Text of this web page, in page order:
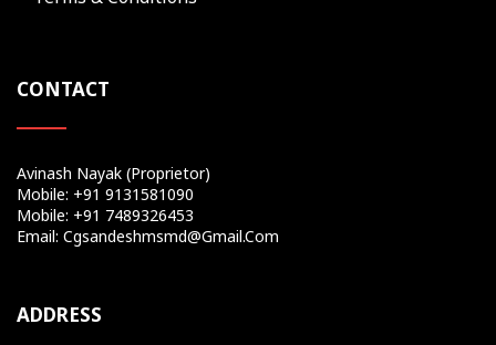
CONTACT
Avinash Nayak (Proprietor)
Mobile: +91 9131581090
Mobile: +91 7489326453
Email: Cgsandeshmsmd@gmail.com
ADDRESS